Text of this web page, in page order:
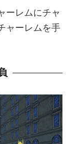
ーレムにチャ
ャーレムを手